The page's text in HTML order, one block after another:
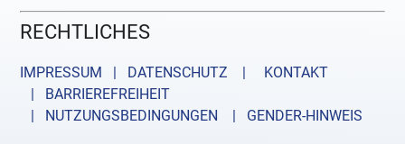
RECHTLICHES
IMPRESSUM | DATENSCHUTZ |
KONTAKT
| BARRIEREFREIHEIT
| NUTZUNGSBEDINGUNGEN
| GENDER-HINWEIS